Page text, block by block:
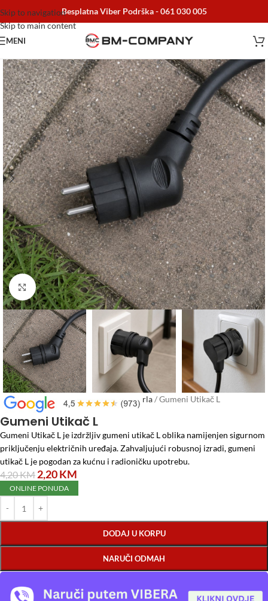
Skip to navigation
Skip to main content
Besplatna Viber Podrška -061 030 005
MENI
Click to enlarge
Početna/Elektro materijal /Utikači i grla/Gumeni Utikač L
Gumeni Utikač L
Gumeni Utikač L je izdržljiv gumeni utikač L oblika namijenjen sigurnom
priključenju električnih uređaja. Zahvaljujući robusnoj izradi, gumeni
utikač L je pogodan za kućnu i radioničku upotrebu.
4,20KM 2,20KM
ONLINE PONUDA
DODAJ U KORPU
NARUČI ODMAH